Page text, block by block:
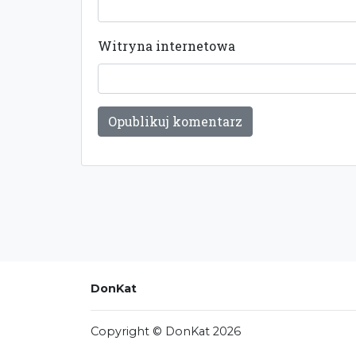
Witryna internetowa
DonKat
Copyright © DonKat 2026